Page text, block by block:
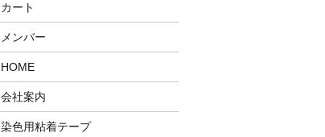
カート
メンバー
HOME
会社案内
染色用粘着テープ